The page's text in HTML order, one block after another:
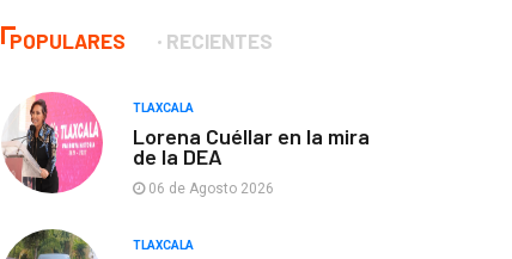
POPULARES RECIENTES
TLAXCALA
Lorena Cuéllar en la mira
de la DEA
06 de Agosto 2026
TLAXCALA